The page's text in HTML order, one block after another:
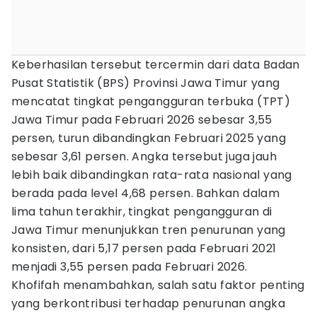
Keberhasilan tersebut tercermin dari data Badan
Pusat Statistik (BPS) Provinsi Jawa Timur yang
mencatat tingkat pengangguran terbuka (TPT)
Jawa Timur pada Februari 2026 sebesar 3,55
persen, turun dibandingkan Februari 2025 yang
sebesar 3,61 persen. Angka tersebut juga jauh
lebih baik dibandingkan rata-rata nasional yang
berada pada level 4,68 persen. Bahkan dalam
lima tahun terakhir, tingkat pengangguran di
Jawa Timur menunjukkan tren penurunan yang
konsisten, dari 5,17 persen pada Februari 2021
menjadi 3,55 persen pada Februari 2026.
Khofifah menambahkan, salah satu faktor penting
yang berkontribusi terhadap penurunan angka